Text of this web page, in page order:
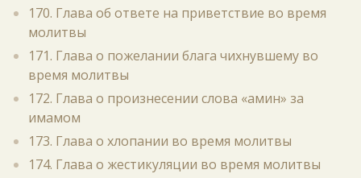
170. Глава об ответе на приветствие во время
молитвы
171. Глава о пожелании блага чихнувшему во
время молитвы
172. Глава о произнесении слова «амин» за
имамом
173. Глава о хлопании во время молитвы
174. Глава о жестикуляции во время молитвы